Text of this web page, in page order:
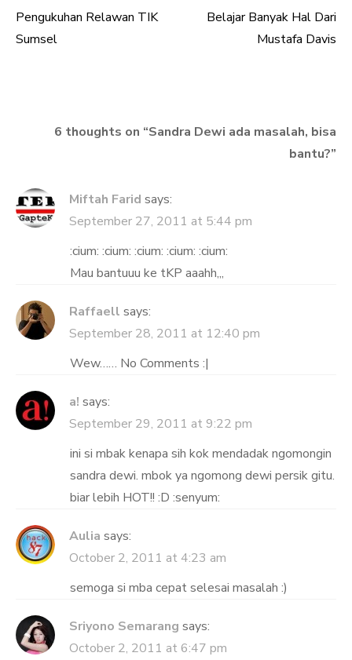
Post
Pengukuhan Relawan TIK
Sumsel
Belajar Banyak Hal Dari
Mustafa Davis
6 thoughts on “Sandra Dewi ada masalah, bisa
bantu?”
Miftah Farid says:
September 27, 2011 at 5:44 pm
:cium: :cium: :cium: :cium: :cium:
Mau bantuuu ke tKP aaahh,,,
Raffaell says:
September 28, 2011 at 12:40 pm
Wew…… No Comments :|
a! says:
September 29, 2011 at 9:22 pm
ini si mbak kenapa sih kok mendadak ngomongin
sandra dewi. mbok ya ngomong dewi persik gitu.
biar lebih HOT!! :D :senyum:
Aulia says:
October 2, 2011 at 4:23 am
semoga si mba cepat selesai masalah :)
Sriyono Semarang says:
October 2, 2011 at 6:47 pm